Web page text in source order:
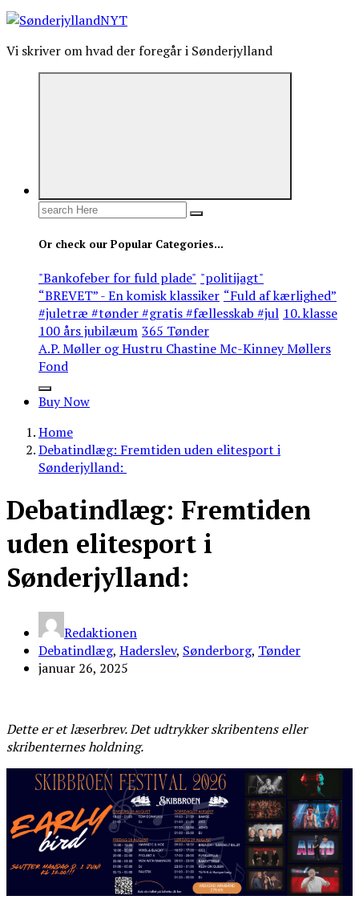
Vi skriver om hvad der foregår i Sønderjylland
Search
Or check our Popular Categories...
"Bankofeber for fuld plade" "politijagt"
“BREVET” - En komisk klassiker “Fuld af kærlighed”
#juletræ #tønder #gratis #fællesskab #jul 10. klasse
100 års jubilæum 365 Tønder
A.P. Møller og Hustru Chastine Mc-Kinney Møllers
Fond
Buy Now
Home
Debatindlæg: Fremtiden uden elitesport i
Sønderjylland:
Debatindlæg: Fremtiden
uden elitesport i
Sønderjylland:
Redaktionen
Debatindlæg, Haderslev, Sønderborg, Tønder
januar 26, 2025
Dette er et læserbrev. Det udtrykker skribentens eller
skribenternes holdning.